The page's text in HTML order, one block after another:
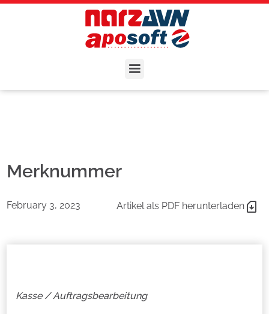
Merknummer
February 3, 2023 Artikel als PDF herunterladen
Kasse / Auftragsbearbeitung